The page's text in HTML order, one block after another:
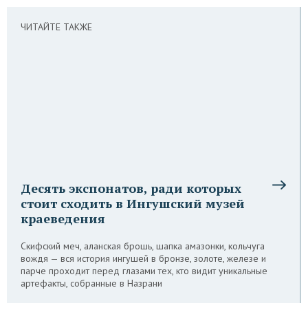
ЧИТАЙТЕ ТАКЖЕ
Десять экспонатов, ради которых
стоит сходить в Ингушский музей
краеведения
Скифcкий меч, аланская брошь, шапка амазонки, кольчуга
вождя — вся история ингушей в бронзе, золоте, железе и
парче проходит перед глазами тех, кто видит уникальные
артефакты, собранные в Назрани